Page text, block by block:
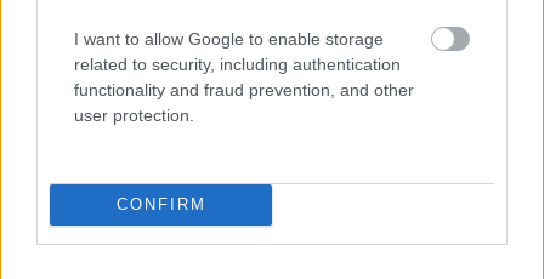
I want to allow Google to enable storage
related to security, including authentication
functionality and fraud prevention, and other
user protection.
CONFIRM
Zmenili dispozíciu a odkryli
pôvodný charakter bytu.
Výsledkom je interiér plný
zmeny, stále budeme